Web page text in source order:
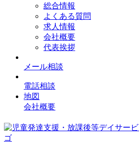
総合情報
よくある質問
求人情報
会社概要
代表挨拶
メール相談
電話相談
地図
会社概要